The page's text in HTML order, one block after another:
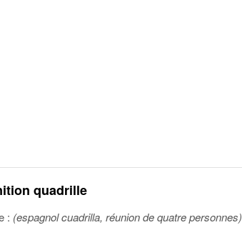
quadrille
: (espagnol cuadrilla, réunion de quatre personnes)